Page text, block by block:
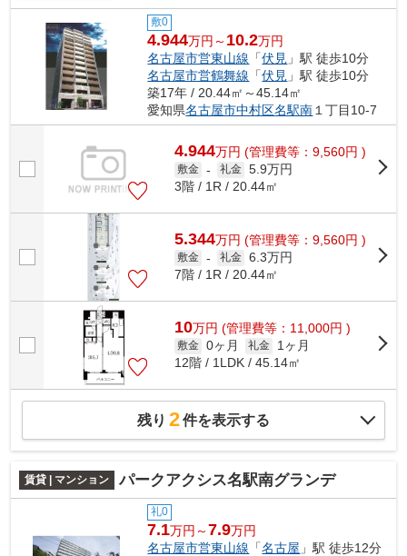
敷0
4.944万円～ 10.2万円
名古屋市営東山線 「伏見 」駅 徒歩10分
名古屋市営鶴舞線 「伏見 」駅 徒歩10分
築17年 / 20.44㎡～45.14㎡
愛知県名古屋市中村区名駅南 １丁目10-7
4.944万円 (管理費等：9,560円 )
敷金 - 礼金 5.9万円
3階 / 1R / 20.44㎡
5.344万円 (管理費等：9,560円 )
敷金 - 礼金 6.3万円
7階 / 1R / 20.44㎡
10万円 (管理費等：11,000円 )
敷金 0ヶ月 礼金
1ヶ月
12階 / 1LDK / 45.14㎡
残り 2件を表示する
賃貸 | マンション パークアクシス名駅南グランデ
礼0
7.1万円～7.9万円
名古屋市営東山線 「名古屋 」駅 徒歩12分